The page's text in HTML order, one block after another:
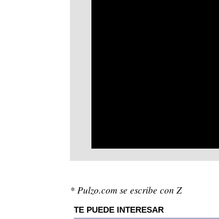
* Pulzo.com se escribe con Z